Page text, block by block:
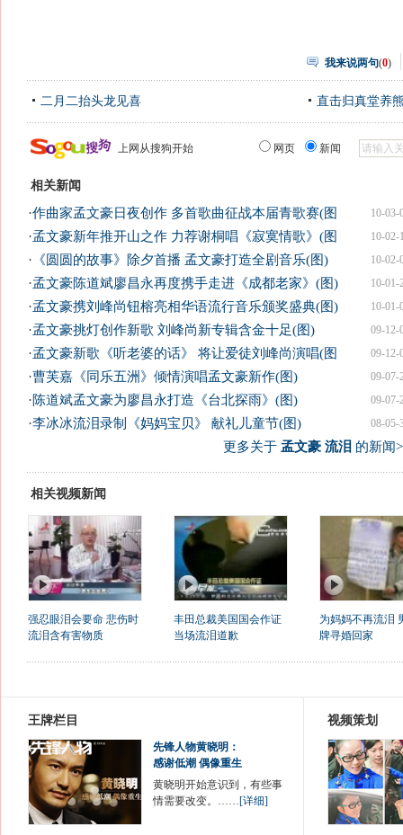
我来说两句(0)
二月二抬头龙见喜 直击归真堂养
上网从搜狗开始 网页 新闻
相关新闻
10-03-
·作曲家孟文豪日夜创作 多首歌曲征战本届青歌赛(图
10-02-
·孟文豪新年推开山之作 力荐谢桐唱《寂寞情歌》(图
10-02-
· 《圆圆的故事》除夕首播 孟文豪打造全剧音乐(图)
10-01-
·孟文豪陈道斌廖昌永再度携手走进《成都老家》(图)
10-01-
·孟文豪携刘峰尚钮榕亮相华语流行音乐颁奖盛典(图)
09-12-
·孟文豪挑灯创作新歌 刘峰尚新专辑含金十足(图)
09-12-
·孟文豪新歌《听老婆的话》 将让爱徒刘峰尚演唱(图
09-07-
·曹芙嘉《同乐五洲》倾情演唱孟文豪新作(图)
09-07-
·陈道斌孟文豪为廖昌永打造《台北探雨》(图)
08-05-
·李冰冰流泪录制《妈妈宝贝》 献礼儿童节(图)
更多关于 孟文豪 流泪 的新闻
相关视频新闻
强忍眼泪会要命 悲伤时
流泪含有害物质
丰田总裁美国国会作证
当场流泪道歉
为妈妈不再流泪
牌寻婚回家
王牌栏目
先锋人物黄晓明：
感谢低潮 偶像重生
黄晓明开始意识到，有些事
情需要改变。……[详细]
视频策划